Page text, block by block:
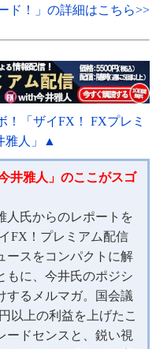
ド！」の詳細はこちら>>
「ザイFX！ FXプレミ
雅人」▲
井雅人」のここがスゴ
人氏からのレポートを
FX！プレミアム配信
ースをコンパクトに解
もに、今井氏のポジシ
するメルマガ。国会議
以上の利益を上げたこ
ードセンスと、鋭い視